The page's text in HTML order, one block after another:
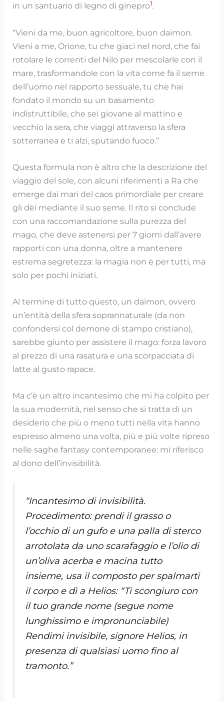
in un santuario di legno di ginepro1.
“Vieni da me, buon agricoltore, buon daimon.
Vieni a me, Orione, tu che giaci nel nord, che fai
rotolare le correnti del Nilo per mescolarle con il
mare, trasformandole con la vita come fa il seme
dell’uomo nel rapporto sessuale, tu che hai
fondato il mondo su un basamento
indistruttibile, che sei giovane al mattino e
vecchio la sera, che viaggi attraverso la sfera
sotterranea e ti alzi, sputando fuoco.”
Questa formula non è altro che la descrizione del
viaggio del sole, con alcuni riferimenti a Ra che
emerge dai mari del caos primordiale per creare
gli dèi mediante il suo seme. Il rito si conclude
con una raccomandazione sulla purezza del
mago, che deve astenersi per 7 giorni dall’avere
rapporti con una donna, oltre a mantenere
estrema segretezza: la magia non è per tutti, ma
solo per pochi iniziati.
Al termine di tutto questo, un daimon, ovvero
un’entità della sfera soprannaturale (da non
confondersi col demone di stampo cristiano),
sarebbe giunto per assistere il mago: forza lavoro
al prezzo di una rasatura e una scorpacciata di
latte al gusto rapace.
Ma c’è un altro incantesimo che mi ha colpito per
la sua modernità, nel senso che si tratta di un
desiderio che più o meno tutti nella vita hanno
espresso almeno una volta, più e più volte ripreso
nelle saghe fantasy contemporanee: mi riferisco
al dono dell’invisibilità.
“Incantesimo di invisibilità.
Procedimento: prendi il grasso o
l’occhio di un gufo e una palla di sterco
arrotolata da uno scarafaggio e l’olio di
un’oliva acerba e macina tutto
insieme, usa il composto per spalmarti
il corpo e dì a Helios: “Ti scongiuro con
il tuo grande nome (segue nome
lunghissimo e impronunciabile)
Rendimi invisibile, signore Helios, in
presenza di qualsiasi uomo fino al
tramonto.”